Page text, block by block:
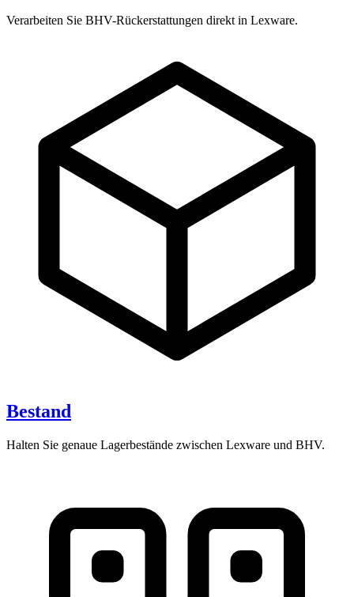
Verarbeiten Sie BHV-Rückerstattungen direkt in Lexware.
Bestand
Halten Sie genaue Lagerbestände zwischen Lexware und BHV.